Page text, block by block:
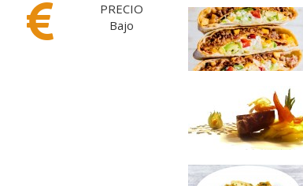
PRECIO
Bajo